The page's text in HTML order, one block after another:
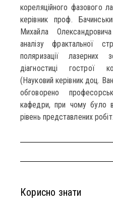
кореляційного фазового
керівник проф.
Михайла
аналізу фрактальної
поляризації лазерних
діагностиці гострої
(Науковий керівник доц.
обговорено
кафедри, при чому було
рівень представлених робіт.
Корисно знати